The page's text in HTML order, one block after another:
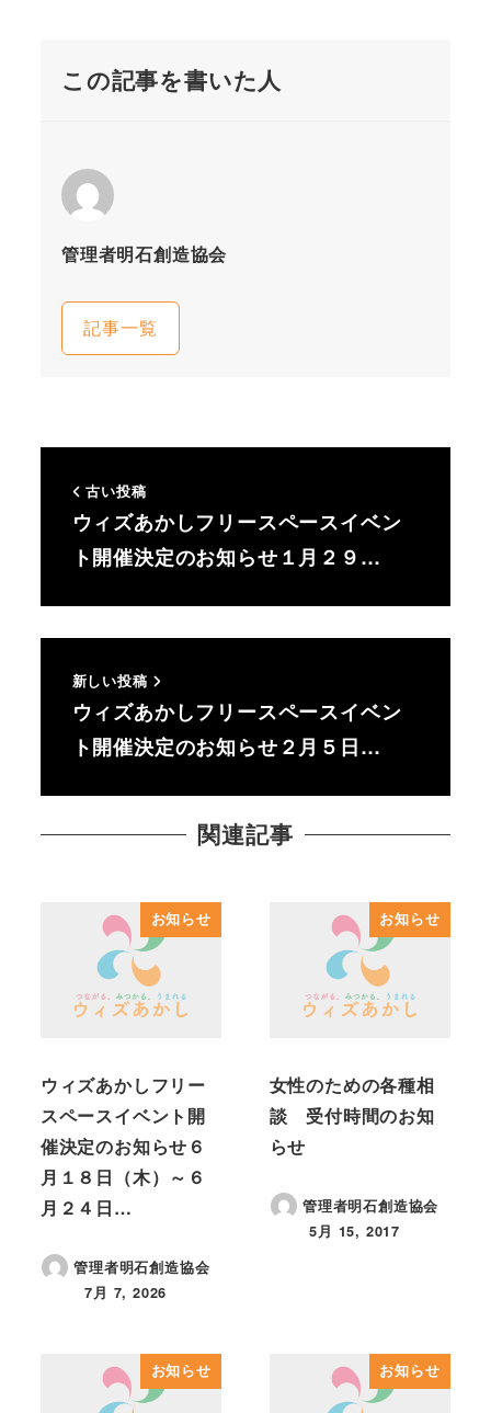
この記事を書いた人
管理者明石創造協会
記事一覧
古い投稿
ウィズあかしフリースペースイベン
ト開催決定のお知らせ１月２９…
新しい投稿
ウィズあかしフリースペースイベン
ト開催決定のお知らせ２月５日…
関連記事
お知らせ
ウィズあかしフリー
スペースイベント開
催決定のお知らせ６
月１８日（木）～６
月２４日…
管理者明石創造協会
投稿日
7月 7, 2026
お知らせ
女性のための各種相
談 受付時間のお知
らせ
管理者明石創造協会
投稿日
5月 15, 2017
お知らせ お知らせ